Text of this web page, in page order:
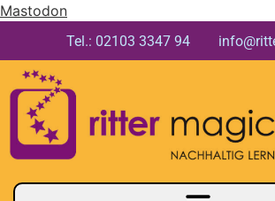
Mastodon
Tel.: 02103 3347 94